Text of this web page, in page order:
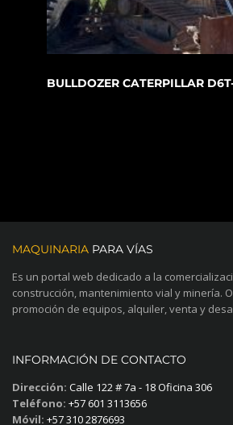
BULLDOZER CATERPILLAR
MAQUINARIA PARA VÍAS
Es un portal web dedicado a la
construcción, mantenimiento vial y minería.
promoción de equipos, alquiler, venta y
INFORMACIÓN DE CONTACTO
Dirección: Calle 122 # 7a - 18 Oficina 306
Teléfono: +57 601 3113656
Móvil: +57 310 2876693